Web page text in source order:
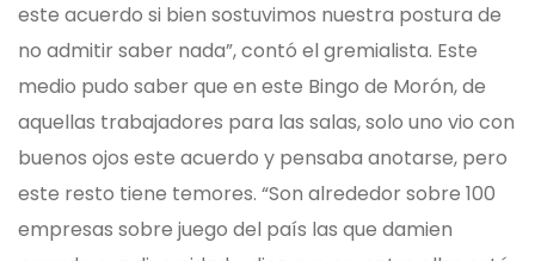
este acuerdo si bien sostuvimos nuestra postura de
no admitir saber nada”, contó el gremialista. Este
medio pudo saber que en este Bingo de Morón, de
aquellas trabajadores para las salas, solo uno vio con
buenos ojos este acuerdo y pensaba anotarse, pero
este resto tiene temores. “Son alrededor sobre 100
empresas sobre juego del país las que damien